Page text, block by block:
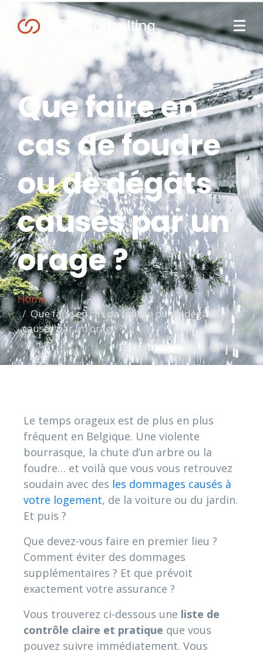
Que faire en
cas de foudre
ou de dégâts
causés par un
orage ?
Home
Que faire en cas de foudre ou de dégâts
causés par un orage ?
Le temps orageux est de plus en plus
fréquent en Belgique. Une violente
bourrasque, la chute d’un arbre ou la
foudre… et voilà que vous vous retrouvez
soudain avec des les dommages causés à
votre logement, de la voiture ou du jardin.
Et puis ?
Que devez-vous faire en premier lieu ?
Comment éviter des dommages
supplémentaires ? Et que prévoit
exactement votre assurance ?
Vous trouverez ci-dessous une liste de
contrôle claire et pratique que vous
pouvez suivre immédiatement. Vous